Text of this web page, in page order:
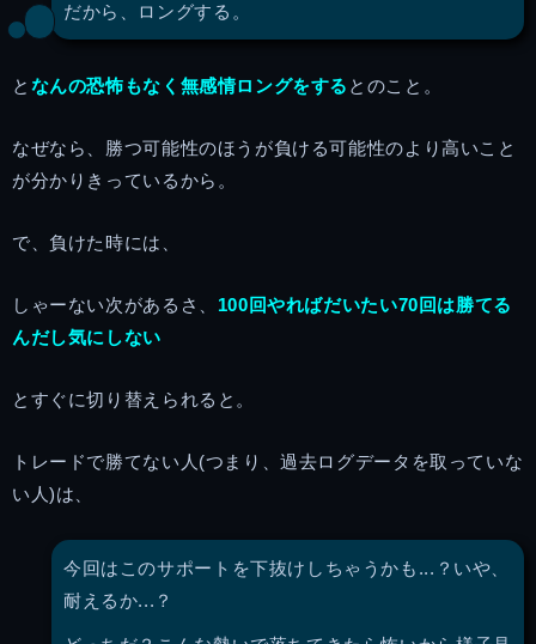
だから、ロングする。
と なんの恐怖もなく無感情ロングをする とのこと。
なぜなら、勝つ可能性のほうが負ける可能性のより高いこと
が分かりきっているから。
で、負けた時には、
しゃーない次があるさ、 100回やればだいたい70回は勝てる
んだし気にしない
とすぐに切り替えられると。
トレードで勝てない人(つまり、過去ログデータを取っていな
い人)は、
今回はこのサポートを下抜けしちゃうかも...？いや、
耐えるか...？